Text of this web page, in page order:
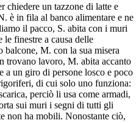
chiedere un tazzone di latte e
è in fila al banco alimentare e ne
il pacco, S. abita con i muri
finestre a causa delle
balcone, M. con la sua misera
trovano lavoro, M. abita accanto
a un giro di persone losco e poco
di cui solo uno funziona:
perciò li usa come armadi,
sui muri i segni di tutti gli
non ha mobili. Nonostante ciò,